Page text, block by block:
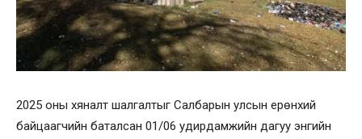
2025 оны хяналт шалгалтыг Салбарын улсын ерөнхий
байцаагчийн баталсан 01/06 удирдамжийн дагуу энгийн